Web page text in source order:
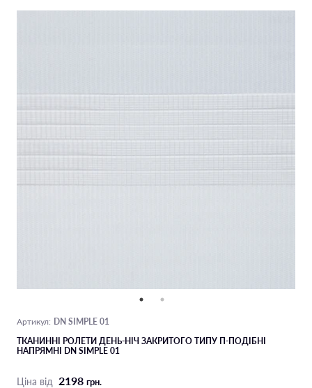
Артикул: DN SIMPLE 01
ТКАНИННІ РОЛЕТИ ДЕНЬ-НІЧ ЗАКРИТОГО ТИПУ П-ПОДIБНІ
НАПРЯМНІ DN SIMPLE 01
Ціна від 2198 грн.